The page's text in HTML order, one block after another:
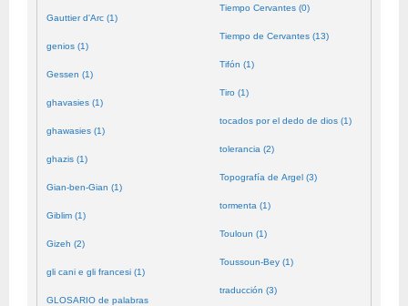
Gauttier d'Arc (1)
genios (1)
Gessen (1)
ghavasies (1)
ghawasies (1)
ghazis (1)
Gian-ben-Gian (1)
Giblim (1)
Gizeh (2)
gli cani e gli francesi (1)
GLOSARIO de palabras
Tiempo Cervantes (0)
Tiempo de Cervantes (13)
Tifón (1)
Tiro (1)
tocados por el dedo de dios (1)
tolerancia (2)
Topografía de Argel (3)
tormenta (1)
Touloun (1)
Toussoun-Bey (1)
traducción (3)